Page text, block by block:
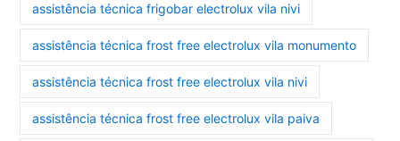
assistência técnica frigobar electrolux vila nivi
assistência técnica frost free electrolux vila monumento
assistência técnica frost free electrolux vila nivi
assistência técnica frost free electrolux vila paiva